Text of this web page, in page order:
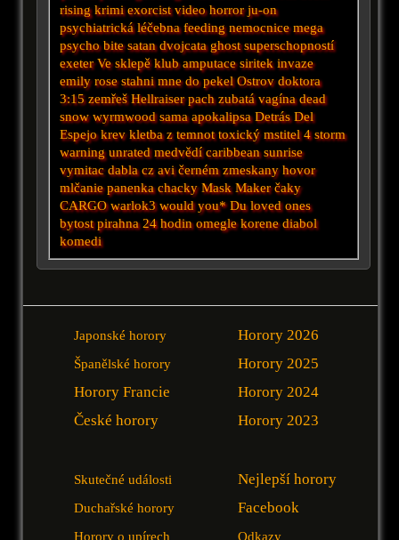
rising krimi exorcist video horror ju-on
psychiatrická léčebna feeding nemocnice mega
psycho bite satan dvojcata ghost superschopností
exeter Ve sklepě klub amputace siritek invaze
emily rose stahni mne do pekel Ostrov doktora
3:15 zemřeš Hellraiser pach zubatá vagína dead
snow wyrmwood sama apokalipsa Detrás Del
Espejokrev kletba z temnot toxický mstitel 4 storm
warning unrated medvědí caribbean sunrise
vymitac dabla cz avi černém zmeskany hovor
mlčanie panenka chacky Mask Maker čaky
CARGO warlok3 would you* Du loved ones
bytost pirahna 24 hodin omegle korene diabol
komedi
Japonské horory
Španělské horory
Horory Francie
České horory
Horory 2026
Horory 2025
Horory 2024
Horory 2023
Skutečné události
Duchařské horory
Horory o upírech
Nejlepší horory
Facebook
Odkazy